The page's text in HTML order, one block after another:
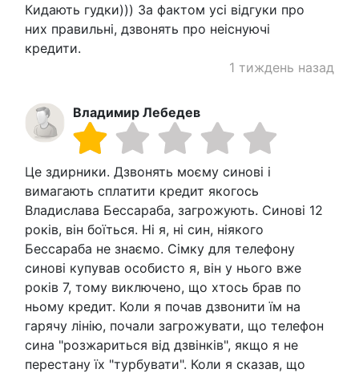
Кидають гудки))) За фактом усі відгуки про
них правильні, дзвонять про неіснуючі
кредити.
1 тиждень назад
Владимир Лебедев
Це здирники. Дзвонять моєму синові і
вимагають сплатити кредит якогось
Владислава Бессараба, загрожують. Синові 12
років, він боїться. Ні я, ні син, ніякого
Бессараба не знаємо. Сімку для телефону
синові купував особисто я, він у нього вже
років 7, тому виключено, що хтось брав по
ньому кредит. Коли я почав дзвонити їм на
гарячу лінію, почали загрожувати, що телефон
сина "розжариться від дзвінків", якщо я не
перестану їх "турбувати". Коли я сказав, що